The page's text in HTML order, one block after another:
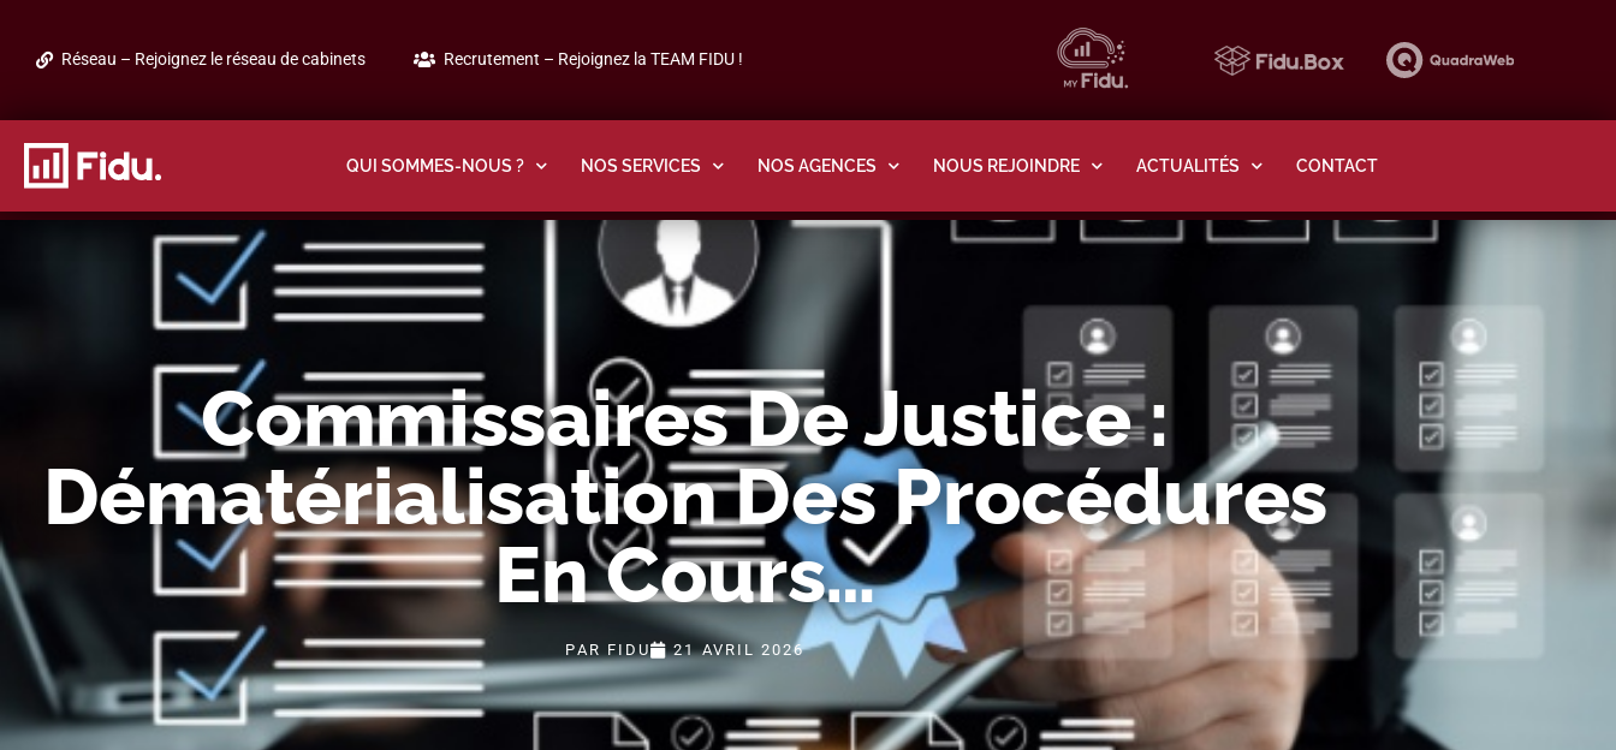
Réseau – Rejoignez le réseau de cabinets Recrutement – Rejoignez la TEAM FIDU !
QUI SOMMES-NOUS ? NOS SERVICES NOS AGENCES NOUS REJOINDRE ACTUALITÉS CONTACT
Commissaires De Justice :
Dématérialisation Des Procédures
En Cours…
PAR FIDU 21 AVRIL 2026